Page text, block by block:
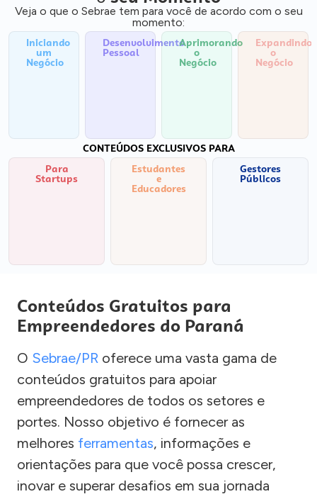
Veja o que o Sebrae tem para você de acordo com o seu
momento:
Iniciando
um
Negócio
Desenvolvimento
Pessoal
Aprimorando
o
Negócio
Expandindo
o
Negócio
CONTEÚDOS EXCLUSIVOS PARA
Para
Startups
Estudantes
e
Educadores
Gestores
Públicos
Conteúdos Gratuitos para
Empreendedores do Paraná
O Sebrae/PR oferece uma vasta gama de
conteúdos gratuitos para apoiar
empreendedores de todos os setores e
portes. Nosso objetivo é fornecer as
melhores ferramentas, informações e
orientações para que você possa crescer,
inovar e superar desafios em sua jornada